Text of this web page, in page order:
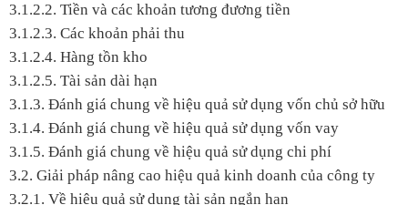
3.1.2.2. Tiền và các khoản tương đương tiền
3.1.2.3. Các khoản phải thu
3.1.2.4. Hàng tồn kho
3.1.2.5. Tài sản dài hạn
3.1.3. Đánh giá chung về hiệu quả sử dụng vốn chủ sở hữu
3.1.4. Đánh giá chung về hiệu quả sử dụng vốn vay
3.1.5. Đánh giá chung về hiệu quả sử dụng chi phí
3.2. Giải pháp nâng cao hiệu quả kinh doanh của công ty
3.2.1. Về hiệu quả sử dụng tài sản ngắn hạn